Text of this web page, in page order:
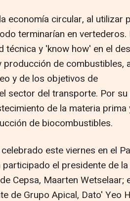
economía circular, al utilizar
terminarían en vertederos.
técnica y 'know how' en el
de combustibles,
y de los objetivos de
sector del transporte. Por su
de la materia prima
de biocombustibles.
este viernes en el
el presidente de
Cepsa, Maarten Wetselaar;
de Grupo Apical, Dato' Yeo